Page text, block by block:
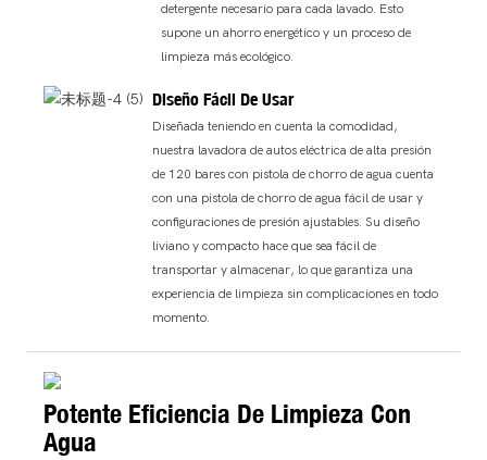
detergente necesario para cada lavado. Esto
supone un ahorro energético y un proceso de
limpieza más ecológico.
Diseño Fácil De Usar
Diseñada teniendo en cuenta la comodidad,
nuestra lavadora de autos eléctrica de alta presión
de 120 bares con pistola de chorro de agua cuenta
con una pistola de chorro de agua fácil de usar y
configuraciones de presión ajustables. Su diseño
liviano y compacto hace que sea fácil de
transportar y almacenar, lo que garantiza una
experiencia de limpieza sin complicaciones en todo
momento.
Potente Eficiencia De Limpieza Con
Agua